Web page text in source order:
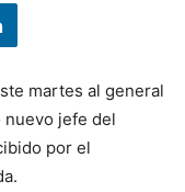
martes al general
nuevo jefe del
por el